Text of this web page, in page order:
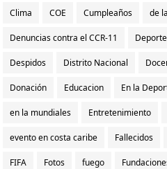
Clima COE Cumpleaños de
Denuncias contra el CCR-11
Despidos Distrito Nacional
Donación Educacion En la
en la mundiales Entretenimiento
evento en costa caribe Fallecidos
FIFA Fotos fuego